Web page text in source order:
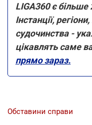
LIGA360 є більше
Інстанції,
судочинства -
цікавлять саме
прямо зараз.
Обставини справи